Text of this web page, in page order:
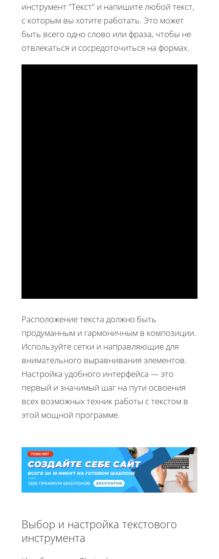
инструмент "Текст" и напишите любой текст,
с которым вы хотите работать. Это может
быть всего одно слово или фраза, чтобы не
отвлекаться и сосредоточиться на формах.
Расположение текста должно быть
продуманным и гармоничным в композиции.
Используйте сетки и направляющие для
внимательного выравнивания элементов.
Настройка удобного интерфейса — это
первый и значимый шаг на пути освоения
всех возможных техник работы с текстом в
этой мощной программе.
Выбор и настройка текстового
инструмента